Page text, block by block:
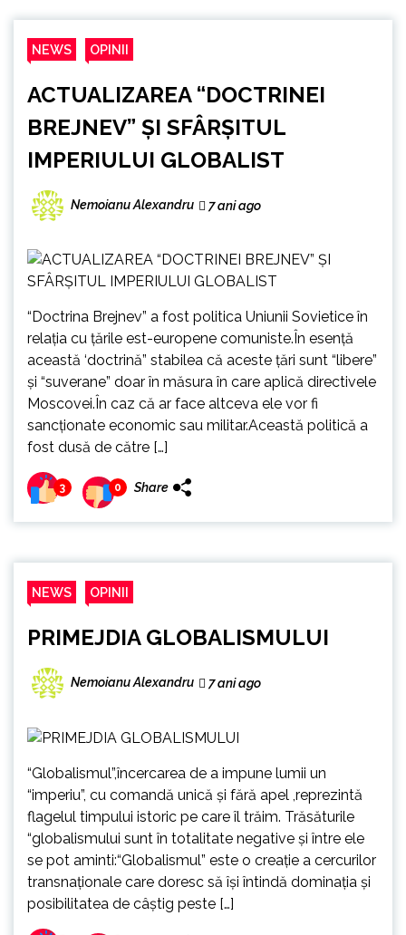
NEWS OPINII
ACTUALIZAREA “DOCTRINEI
BREJNEV” ȘI SFÂRȘITUL
IMPERIULUI GLOBALIST
Nemoianu Alexandru 7 ani ago
“Doctrina Brejnev” a fost politica Uniunii Sovietice în
relația cu țările est-europene comuniste.În esență
această ‘doctrină” stabilea că aceste țări sunt “libere”
și “suverane” doar în măsura în care aplică directivele
Moscovei.În caz că ar face altceva ele vor fi
sancționate economic sau militar.Această politică a
fost dusă de către […]
3 0 Share
NEWS OPINII
PRIMEJDIA GLOBALISMULUI
Nemoianu Alexandru 7 ani ago
“Globalismul”,încercarea de a impune lumii un
“imperiu”, cu comandă unică și fără apel ,reprezintă
flagelul timpului istoric pe care îl trăim. Trăsăturile
“globalismului sunt în totalitate negative și între ele
se pot aminti:“Globalismul” este o creație a cercurilor
transnaționale care doresc să își întindă dominația și
posibilitatea de câștig peste […]